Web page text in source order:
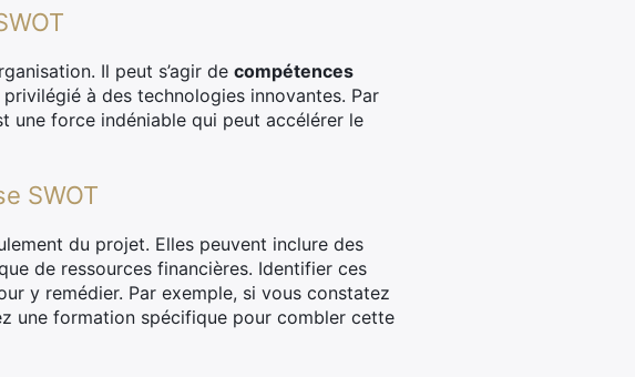
Il peut s’agir de compétences
privilégié à des technologies innovantes. Par
une force indéniable qui peut accélérer le
SWOT
du projet. Elles peuvent inclure des
de ressources financières. Identifier ces
y remédier. Par exemple, si vous constatez
une formation spécifique pour combler cette